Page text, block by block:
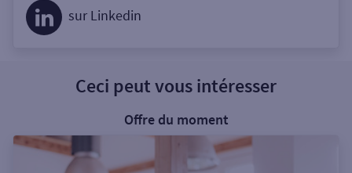
sur Linkedin
Ceci peut vous intéresser
Offre du moment